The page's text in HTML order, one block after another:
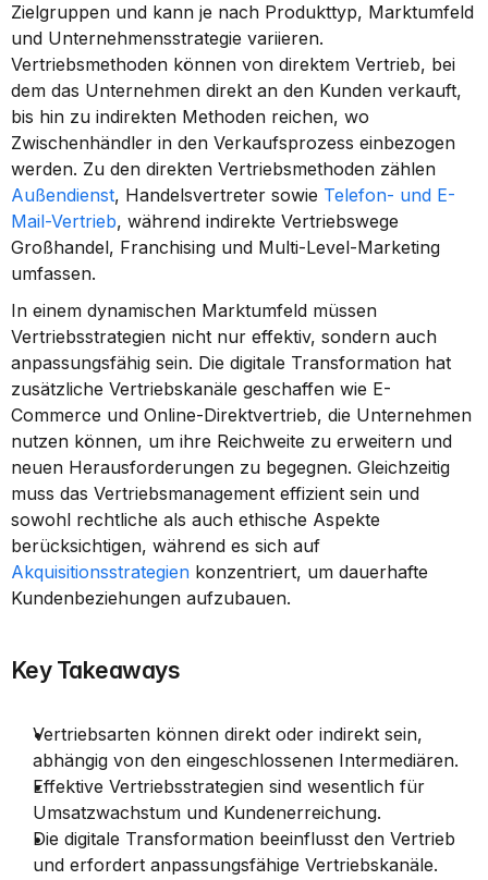
Zielgruppen und kann je nach Produkttyp, Marktumfeld
und Unternehmensstrategie variieren.
Vertriebsmethoden können von direktem Vertrieb, bei
dem das Unternehmen direkt an den Kunden verkauft,
bis hin zu indirekten Methoden reichen, wo
Zwischenhändler in den Verkaufsprozess einbezogen
Außendienst, Handelsvertreter sowie Telefon- und E-
Mail-Vertrieb, während indirekte Vertriebswege
Großhandel, Franchising und Multi-Level-Marketing
umfassen.
In einem dynamischen Marktumfeld müssen
Vertriebsstrategien nicht nur effektiv, sondern auch
anpassungsfähig sein. Die digitale Transformation hat
zusätzliche Vertriebskanäle geschaffen wie E-
Commerce und Online-Direktvertrieb, die Unternehmen
nutzen können, um ihre Reichweite zu erweitern und
neuen Herausforderungen zu begegnen. Gleichzeitig
muss das Vertriebsmanagement effizient sein und
sowohl rechtliche als auch ethische Aspekte
Akquisitionsstrategien konzentriert, um dauerhafte
Kundenbeziehungen aufzubauen.
Key Takeaways
Vertriebsarten können direkt oder indirekt sein,
abhängig von den eingeschlossenen Intermediären.
Effektive Vertriebsstrategien sind wesentlich für
Umsatzwachstum und Kundenerreichung.
Die digitale Transformation beeinflusst den Vertrieb
und erfordert anpassungsfähige Vertriebskanäle.